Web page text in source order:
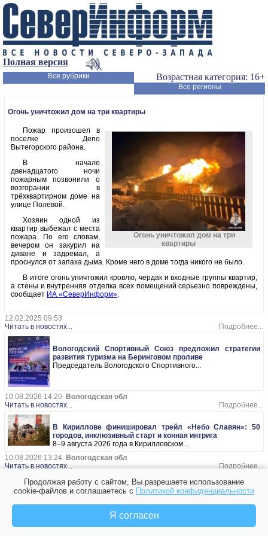
Полная версия
Возрастная категория: 16+
Все рубрики
Все регионы
Огонь уничтожил дом на три квартиры
Огонь уничтожил дом на три
квартиры
Пожар произошел в
поселке Депо
Вытегорского района.
В начале
двенадцатого ночи
пожарным позвонили о
возгорании в
трёхквартирном доме на
улице Полевой.
Хозяин одной из
квартир выбежал с места
пожара. По его словам,
вечером он закурил на
диване и задремал, а
проснулся от запаха дыма. Кроме него в доме тогда никого не было.
В итоге огонь уничтожил кровлю, чердак и входные группы квартир,
а стены и внутренняя отделка всех помещений серьезно повреждены,
сообщает ИА «СеверИнформ».
12.02.2025 09:53
Читать в новостях...
Подробнее...
Вологодский Спортивный Союз предложил стратегии
развития туризма на Беринговом проливе
Председатель Вологодского Спортивного...
10.08.2026 14:20 Вологодская обл
Читать в новостях...
Подробнее...
В Кириллове финишировал трейл «Небо Славян»: 50
городов, инклюзивный старт и конная интрига
8–9 августа 2026 года в Кирилловском...
10.08.2026 13:24 Вологодская обл
Читать в новостях...
Подробнее...
Продолжая работу с сайтом, Вы разрешаете использование
cookie-файлов и соглашаетесь с Политикой конфиденциальности
Я согласен